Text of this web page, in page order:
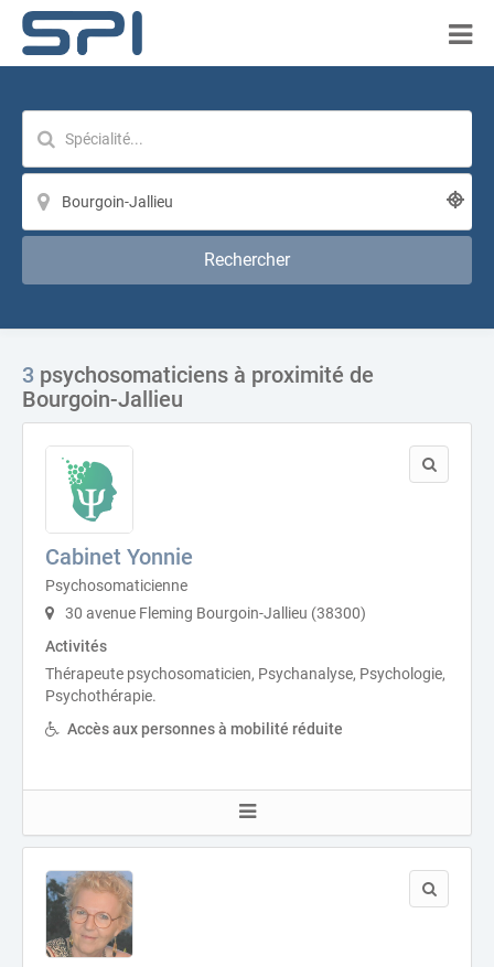
Rechercher
3 psychosomaticiens à proximité de
Bourgoin-Jallieu
Cabinet Yonnie
Psychosomaticienne
30 avenue Fleming Bourgoin-Jallieu (38300)
Activités
Thérapeute psychosomaticien, Psychanalyse, Psychologie,
Psychothérapie.
Accès aux personnes à mobilité réduite